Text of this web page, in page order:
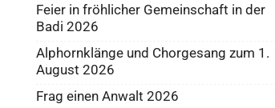
Feier in fröhlicher Gemeinschaft in der
Badi 2026
Alphornklänge und Chorgesang zum 1.
August 2026
Frag einen Anwalt 2026